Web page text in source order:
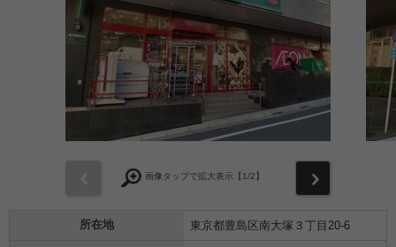
画像タップで拡大表示【 1/2】
所在地 東京都豊島区南大塚３丁目20-6